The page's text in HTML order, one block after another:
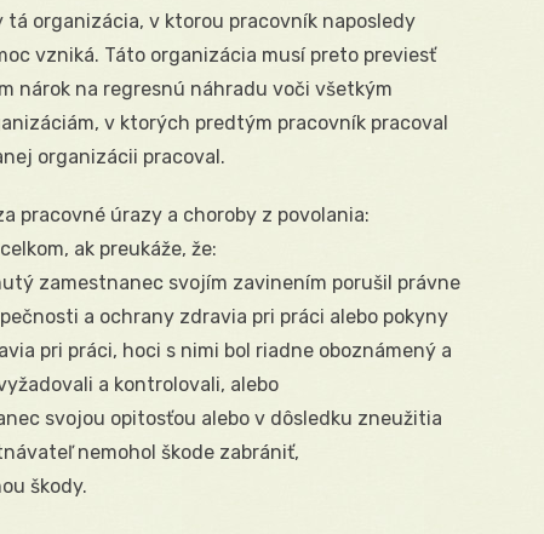
organizácia, v ktorou pracovník naposledy
vzniká. Táto organizácia musí preto previesť
nárok na regresnú náhradu voči všetkým
v ktorých predtým pracovník pracoval
organizácii pracoval.
pracovné úrazy a choroby z povolania:
ak preukáže, že:
zamestnanec svojím zavinením porušil právne
a ochrany zdravia pri práci alebo pokyny
pri práci, hoci s nimi bol riadne oboznámený a
a kontrolovali, alebo
svojou opitosťou alebo v dôsledku zneužitia
nemohol škode zabrániť,
škody.